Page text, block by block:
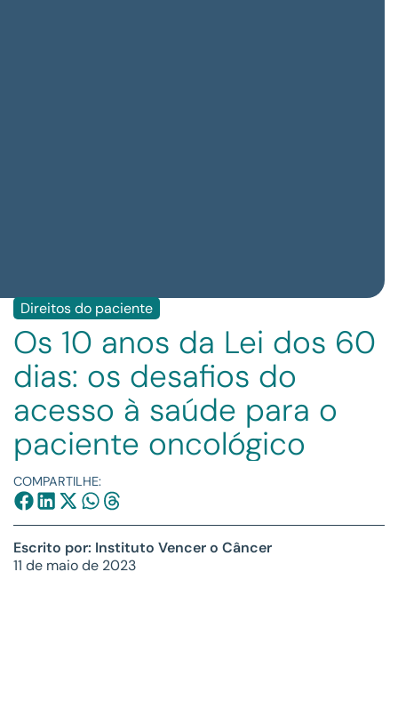
Direitos do paciente
Os 10 anos da Lei dos 60
dias: os desafios do
acesso à saúde para o
paciente oncológico
COMPARTILHE:
Escrito por: Instituto Vencer o Câncer
11 de maio de 2023